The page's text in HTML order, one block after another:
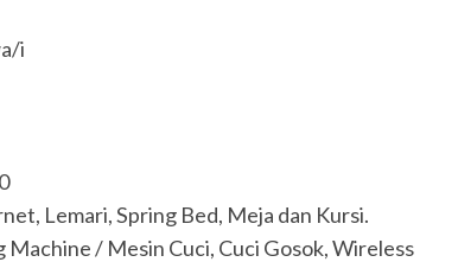
i
Lemari, Spring Bed, Meja dan Kursi.
/ Mesin Cuci, Cuci Gosok, Wireless